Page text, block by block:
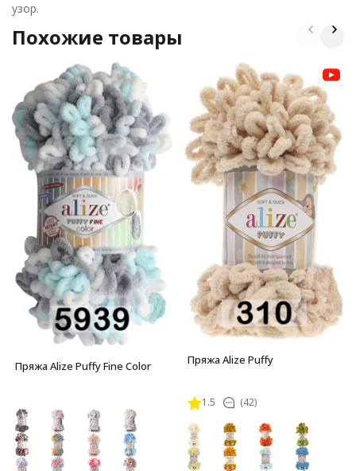
узор.
Похожие товары
Пряжа Alize Puffy Fine Color Пряжа Alize Puffy
1.5 (42)